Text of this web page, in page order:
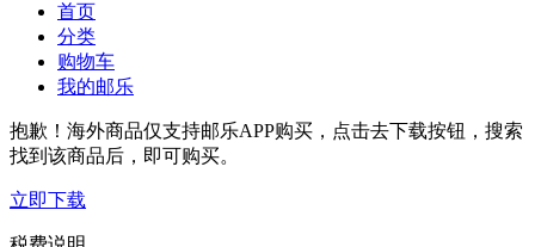
首页
分类
购物车
我的邮乐
抱歉！海外商品仅支持邮乐APP购买，点击去下载按钮，搜索
找到该商品后，即可购买。
立即下载